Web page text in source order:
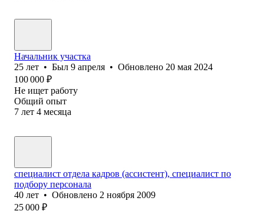
Начальник участка
25 лет • Был 9 апреля • Обновлено 20 мая 2024
100 000 ₽
Не ищет работу
Общий опыт
7 лет 4 месяца
специалист отдела кадров (ассистент), специалист по
подбору персонала
40 лет • Обновлено 2 ноября 2009
25 000 ₽